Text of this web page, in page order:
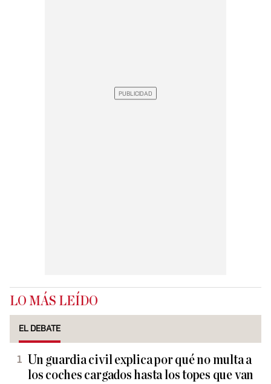
LO MÁS LEÍDO
EL DEBATE
Un guardia civil explica por qué no multa a
los coches cargados hasta los topes que van